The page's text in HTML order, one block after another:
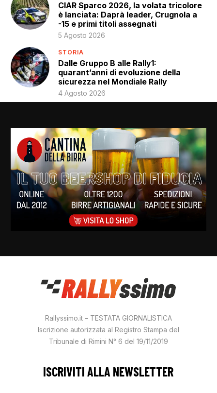
CIAR Sparco 2026, la volata tricolore
è lanciata: Daprà leader, Crugnola a
-15 e primi titoli assegnati
5 Agosto 2026
STORIA
Dalle Gruppo B alle Rally1:
quarant’anni di evoluzione della
sicurezza nel Mondiale Rally
4 Agosto 2026
Rallyssimo.it – TESTATA GIORNALISTICA
Iscrizione autorizzata al Registro Stampa del
Tribunale di Rimini N° 6 del 19/11/2019
ISCRIVITI ALLA NEWSLETTER